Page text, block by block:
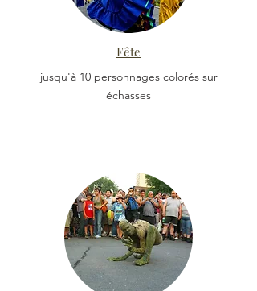
Fête
jusqu'à 10 personnages colorés sur
échasses